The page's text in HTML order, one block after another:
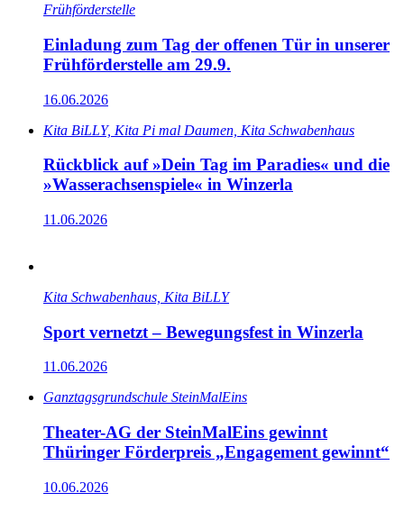
Früh­förder­stelle
Einladung zum Tag der offenen Tür in unserer
Frühförderstelle am 29.9.
16.06.2026
Kita BiLLY, Kita Pi mal Daumen, Kita Schwabenhaus
Rückblick auf »Dein Tag im Paradies« und die
»Wasserachsenspiele« in Winzerla
11.06.2026
Kita Schwabenhaus, Kita BiLLY
Sport vernetzt – Bewegungsfest in Winzerla
11.06.2026
Ganz­tags­grund­schule SteinMalEins
Theater-AG der SteinMalEins gewinnt
Thüringer Förderpreis „Engagement gewinnt“
10.06.2026